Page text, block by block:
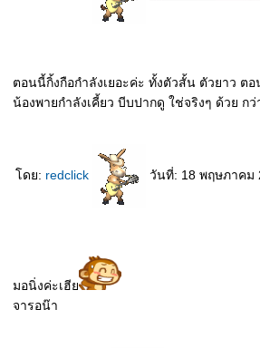
ตอนนี้กิ้งกือกำลังเยอะค่ะ ทั้งตัวสั้น ตัวยาว ต
น้องพายกำลังเคี้ยว บีบปากดู ใช่จริงๆ ด้วย ก
ดย: redclick วันที่: 18 พฤษภาคม
มอนิ่งค่ะเฮี
จารอน๊า